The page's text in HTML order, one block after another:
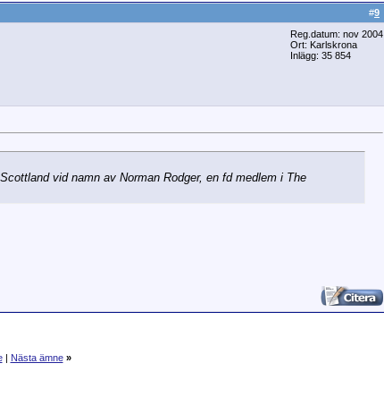
#9
Reg.datum: nov 2004
Ort: Karlskrona
Inlägg: 35 854
vid namn av Norman Rodger, en fd medlem i The
| Nästa ämne »